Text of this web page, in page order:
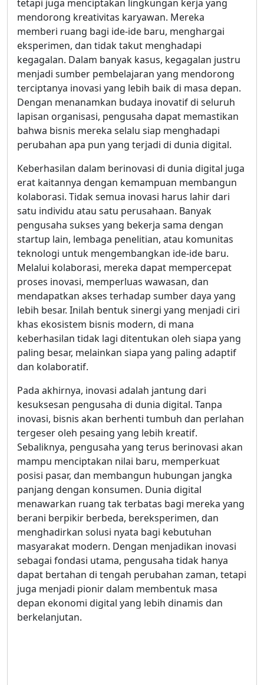
tetapi juga menciptakan lingkungan kerja yang
mendorong kreativitas karyawan. Mereka
memberi ruang bagi ide-ide baru, menghargai
eksperimen, dan tidak takut menghadapi
kegagalan. Dalam banyak kasus, kegagalan justru
menjadi sumber pembelajaran yang mendorong
terciptanya inovasi yang lebih baik di masa depan.
Dengan menanamkan budaya inovatif di seluruh
lapisan organisasi, pengusaha dapat memastikan
bahwa bisnis mereka selalu siap menghadapi
perubahan apa pun yang terjadi di dunia digital.
Keberhasilan dalam berinovasi di dunia digital juga
erat kaitannya dengan kemampuan membangun
kolaborasi. Tidak semua inovasi harus lahir dari
satu individu atau satu perusahaan. Banyak
pengusaha sukses yang bekerja sama dengan
startup lain, lembaga penelitian, atau komunitas
teknologi untuk mengembangkan ide-ide baru.
Melalui kolaborasi, mereka dapat mempercepat
proses inovasi, memperluas wawasan, dan
mendapatkan akses terhadap sumber daya yang
lebih besar. Inilah bentuk sinergi yang menjadi ciri
khas ekosistem bisnis modern, di mana
keberhasilan tidak lagi ditentukan oleh siapa yang
paling besar, melainkan siapa yang paling adaptif
dan kolaboratif.
Pada akhirnya, inovasi adalah jantung dari
kesuksesan pengusaha di dunia digital. Tanpa
inovasi, bisnis akan berhenti tumbuh dan perlahan
tergeser oleh pesaing yang lebih kreatif.
Sebaliknya, pengusaha yang terus berinovasi akan
mampu menciptakan nilai baru, memperkuat
posisi pasar, dan membangun hubungan jangka
panjang dengan konsumen. Dunia digital
menawarkan ruang tak terbatas bagi mereka yang
berani berpikir berbeda, bereksperimen, dan
menghadirkan solusi nyata bagi kebutuhan
masyarakat modern. Dengan menjadikan inovasi
sebagai fondasi utama, pengusaha tidak hanya
dapat bertahan di tengah perubahan zaman, tetapi
juga menjadi pionir dalam membentuk masa
depan ekonomi digital yang lebih dinamis dan
berkelanjutan.